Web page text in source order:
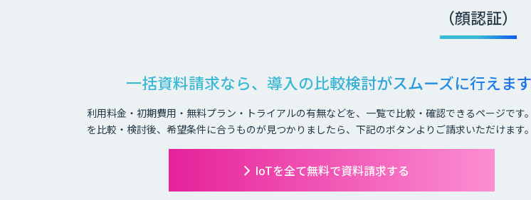
（顔認証）
一括資料請求なら、導入の比較検討がスムーズに行えま
利用料金・初期費用・無料プラン・トライアルの有無などを、一覧で比較・確認できるページです
を比較・検討後、希望条件に合うものが見つかりましたら、下記のボタンよりご請求いただけます。
IoTを全て無料で資料請求する